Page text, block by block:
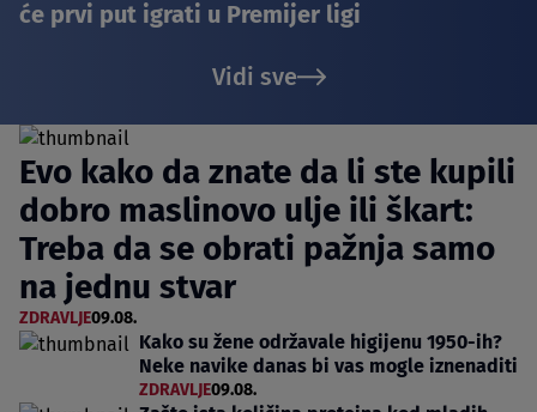
će prvi put igrati u Premijer ligi
Vidi sve
Evo kako da znate da li ste kupili
dobro maslinovo ulje ili škart:
Treba da se obrati pažnja samo
na jednu stvar
ZDRAVLJE09.08.
Kako su žene održavale higijenu 1950-ih?
Neke navike danas bi vas mogle iznenaditi
ZDRAVLJE09.08.